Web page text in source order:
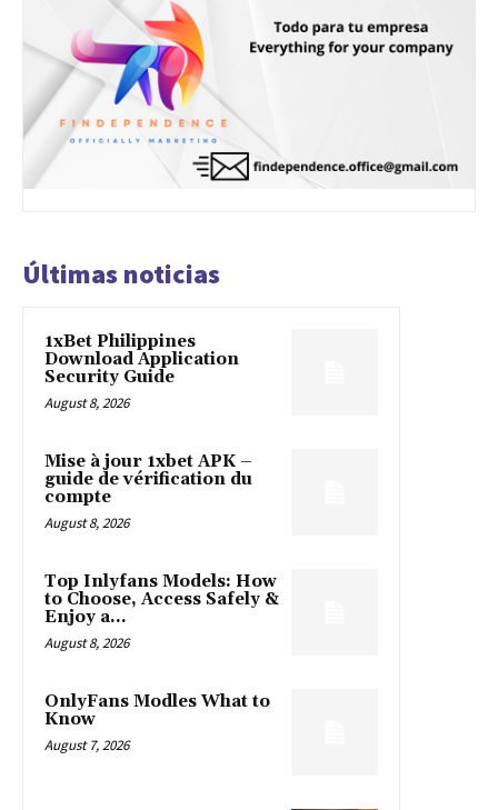
Últimas noticias
1xBet Philippines
Download Application
Security Guide
August 8, 2026
Mise à jour 1xbet APK –
guide de vérification du
compte
August 8, 2026
Top Inlyfans Models: How
to Choose, Access Safely &
Enjoy a...
August 8, 2026
OnlyFans Modles What to
Know
August 7, 2026